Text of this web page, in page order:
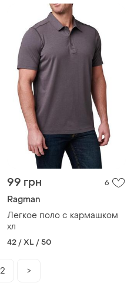
99 грн 6
Ragman
Легкое поло с кармашком
хл
42 / XL / 50
2 >